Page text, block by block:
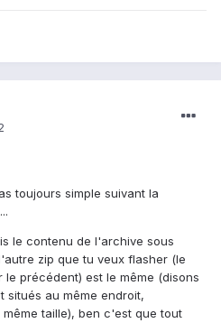
toujours simple suivant la
le contenu de l'archive sous
zip que tu veux flasher (le
précédent) est le même (disons
situés au même endroit,
taille), ben c'est que tout